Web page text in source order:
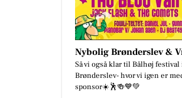
Nybolig Brønderslev &
Så vi også klar til Bålhøj festival
Brønderslev- hvor vi igen er med
sponsor☀️🕺🍻💙💚